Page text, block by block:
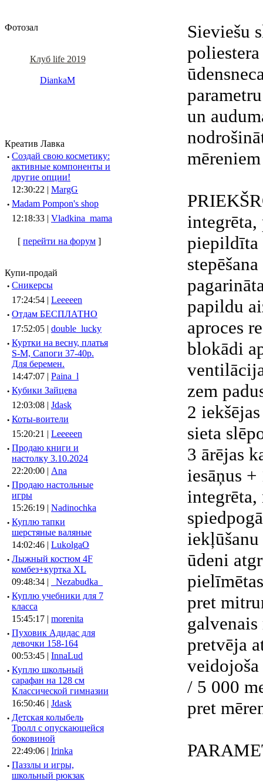
Фотозал
Клуб life 2019
DiankaM
Креатив Лавка
· Создай свою косметику:
активные компоненты и
другие опции!
12:30:22 | MargG
· Madam Pompon's shop
12:18:33 | Vladkina_mama
[ перейти на форум ]
Купи-продай
· Сникерсы
17:24:54 | Leeeeen
· Отдам БЕСПЛАТНО
17:52:05 | double_lucky
· Куртки на весну, платья
S-M, Сапоги 37-40р.
Для беремен.
14:47:07 | Paina_l
· Кубики Зайцева
12:03:08 | Jdask
· Коты-воители
15:20:21 | Leeeeen
· Продаю книги и
настолку 3.10.2024
22:20:00 | Ana
· Продаю настольные
игры
15:26:19 | Nadinochka
· Куплю тапки
шерстяные валяные
14:02:46 | LukolgaO
· Лыжный костюм 4F
комбез+куртка XL
09:48:34 |
_Nezabudka_
· Куплю учебники для 7
класса
15:45:17 | morenita
· Пуховик Адидас для
девочки 158-164
00:53:45 | InnaLud
· Куплю школьный
сарафан на 128 см
Классической гимназии
16:50:46 | Jdask
· Детская колыбель
Тролл с опускающейся
боковиной
22:49:06 | Irinka
· Паззлы и игры,
школьный рюкзак
Sieviešu
un
integrēta,
piepildīta
papildu
aproces
blokādi
zem
2
sieta
3 ārējas
iesāņus
integrēta,
iekļūšanu
ūdeni
pret
galvenais
pretvēja
/ 5 000
pret